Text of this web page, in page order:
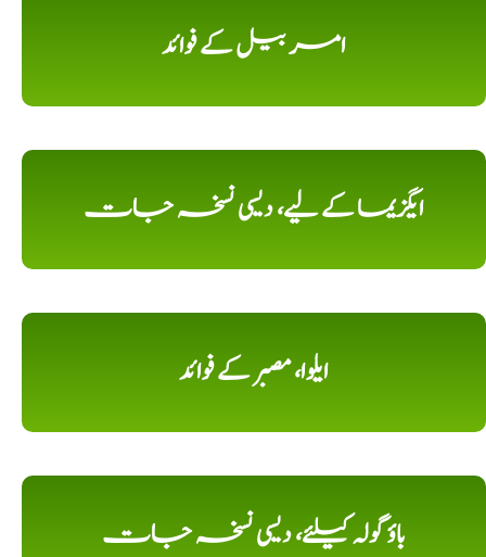
امر بیل کے فوائد
ایگزیما کے لیے، دیسی نسخہ جات
ایلوا، مصبر کے فوائد
باؤ گولہ کیلئے، دیسی نسخہ جات